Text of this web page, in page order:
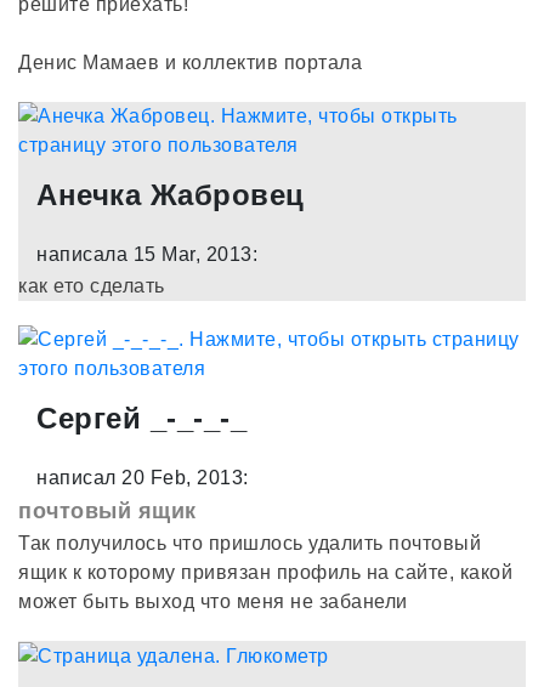
решите приехать!
Денис Мамаев и коллектив портала
Анечка Жабровец
написала 15 Mar, 2013:
как ето сделать
Сергей _-_-_-_
написал 20 Feb, 2013:
почтовый ящик
Так получилось что пришлось удалить почтовый
ящик к которому привязан профиль на сайте, какой
может быть выход что меня не забанели